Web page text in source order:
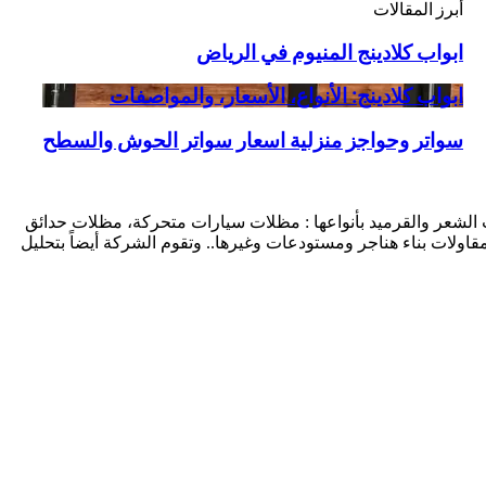
أبرز المقالات
ابواب
كلادينج
المنيوم
في
الرياض
ابواب كلادينج المنيوم في الرياض
ابواب
كلادينج:
الأنواع،
الأسعار،
ابواب كلادينج: الأنواع، الأسعار، والمواصفات
سواتر
وحواجز
سواتر
الحوش
سواتر وحواجز منزلية اسعار سواتر الحوش والسطح
والقرميد بأنواعها : مظلات سيارات متحركة، مظلات حدائق
بناء هناجر ومستودعات وغيرها.. وتقوم الشركة أيضاً بتحليل